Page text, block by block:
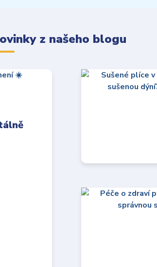
z našeho blogu